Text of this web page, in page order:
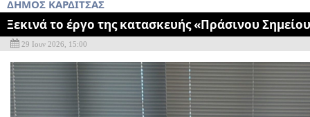
ΔΗΜΟΣ ΚΑΡΔΙΤΣΑΣ
Ξεκινά το έργο της κατασκευής «Πράσινου
29 Ιουν 2026, 15:00